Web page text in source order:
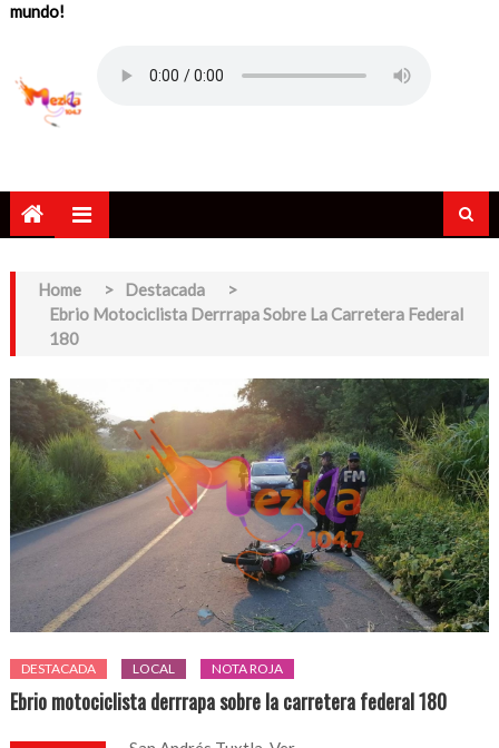
mundo!
Home > Destacada
>
Ebrio Motociclista Derrrapa Sobre La Carretera Federal
180
DESTACADA LOCAL NOTA ROJA
Ebrio motociclista derrrapa sobre la carretera federal 180